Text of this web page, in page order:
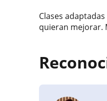
Clases
quieran mejorar.